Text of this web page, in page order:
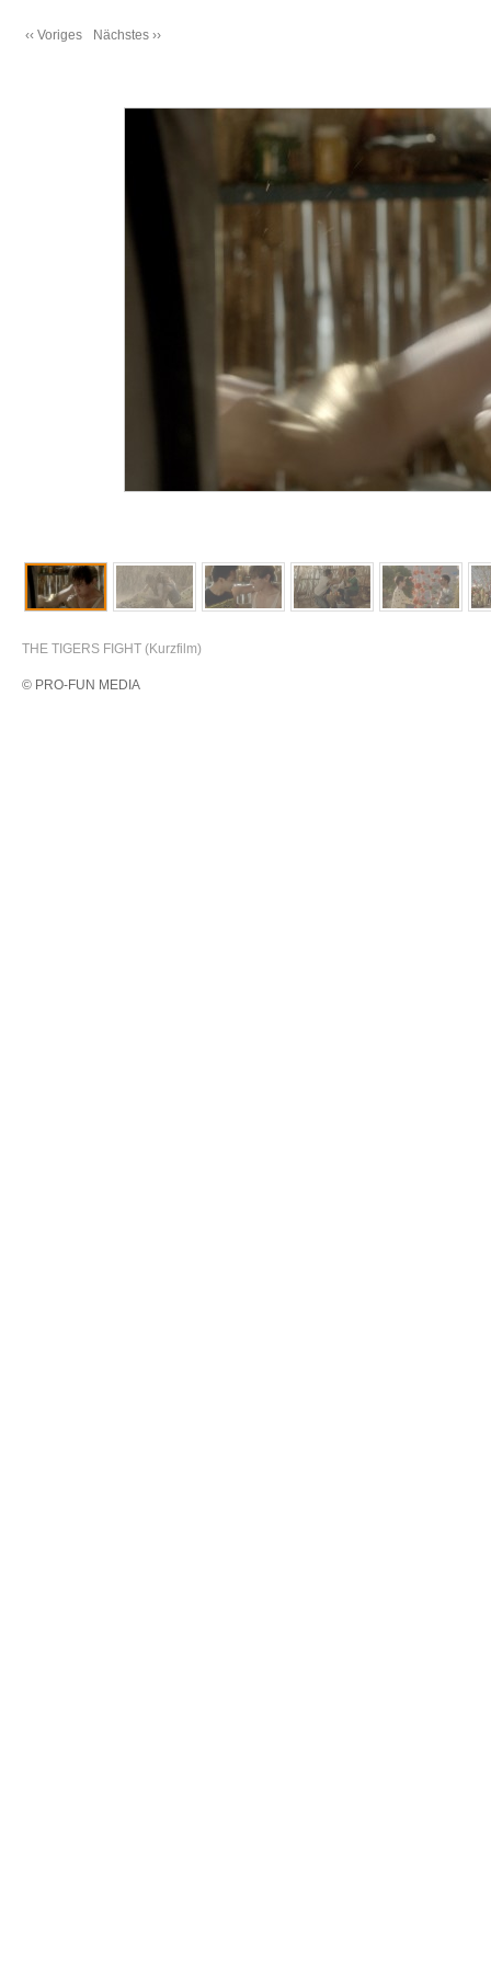
‹‹ Voriges Nächstes ››
THE TIGERS FIGHT (Kurzfilm)
© PRO-FUN MEDIA